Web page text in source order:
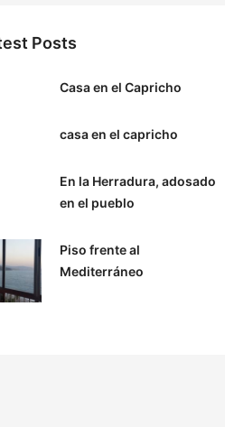
Posts
Casa en el Capricho
casa en el capricho
En la Herradura, adosado
en el pueblo
Piso frente al
Mediterráneo